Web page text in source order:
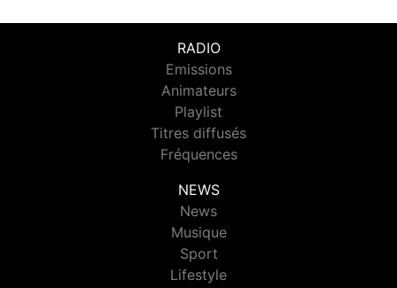
RADIO
Emissions
Animateurs
Playlist
Titres diffusés
Fréquences
NEWS
News
Musique
Sport
Lifestyle